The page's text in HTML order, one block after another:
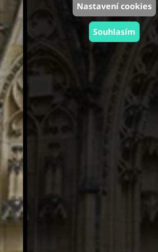
Nastavení cookies
Souhlasím